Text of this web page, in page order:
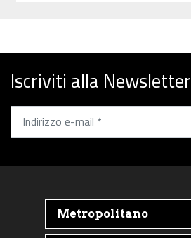
Iscriviti alla Newsletter
Metropolitano